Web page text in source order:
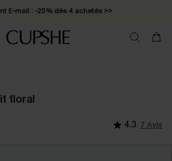
E-mail : -25% dès 4 achetés >>
floral
4.3 7 Avis